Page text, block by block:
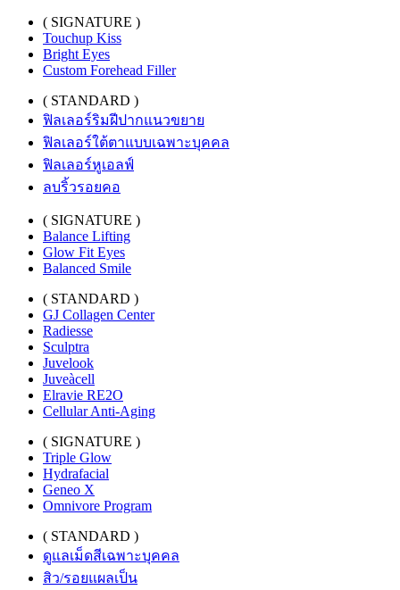
( SIGNATURE )
Touchup Kiss
Bright Eyes
Custom Forehead Filler
( STANDARD )
ฟิลเลอร์ริมฝีปากแนวขยาย
ฟิลเลอร์ใต้ตาแบบเฉพาะบุคคล
ฟิลเลอร์หูเอลฟ์
ลบริ้วรอยคอ
( SIGNATURE )
Balance Lifting
Glow Fit Eyes
Balanced Smile
( STANDARD )
GJ Collagen Center
Radiesse
Sculptra
Juvelook
Juveàcell
Elravie RE2O
Cellular Anti-Aging
( SIGNATURE )
Triple Glow
Hydrafacial
Geneo X
Omnivore Program
( STANDARD )
ดูแลเม็ดสีเฉพาะบุคคล
สิว/รอยแผลเป็น